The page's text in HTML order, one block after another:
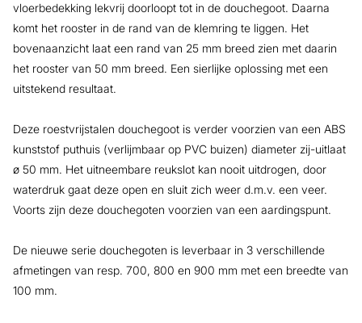
vloerbedekking lekvrij doorloopt tot in de douchegoot. Daarna
komt het rooster in de rand van de klemring te liggen. Het
bovenaanzicht laat een rand van 25 mm breed zien met daarin
het rooster van 50 mm breed. Een sierlijke oplossing met een
uitstekend resultaat.
Deze roestvrijstalen douchegoot is verder voorzien van een ABS
kunststof puthuis (verlijmbaar op PVC buizen) diameter zij-uitlaat
ø 50 mm. Het uitneembare reukslot kan nooit uitdrogen, door
waterdruk gaat deze open en sluit zich weer d.m.v. een veer.
Voorts zijn deze douchegoten voorzien van een aardingspunt.
De nieuwe serie douchegoten is leverbaar in 3 verschillende
afmetingen van resp. 700, 800 en 900 mm met een breedte van
100 mm.